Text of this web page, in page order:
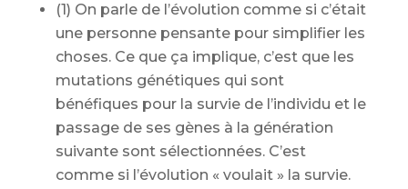
(1) On parle de l’évolution comme si c’était
une personne pensante pour simplifier les
choses. Ce que ça implique, c’est que les
mutations génétiques qui sont
bénéfiques pour la survie de l’individu et le
passage de ses gènes à la génération
suivante sont sélectionnées. C’est
comme si l’évolution « voulait » la survie.